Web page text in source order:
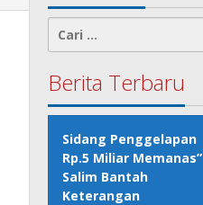
Cari
untuk:
Berita Terbaru
Sidang Penggelapan
Rp.5 Miliar Memanas”
Salim Bantah
Keterangan